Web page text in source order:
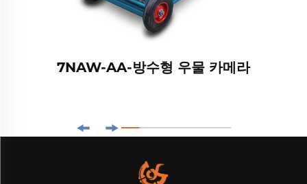
7NAW-AA-방수형 우물 카메라